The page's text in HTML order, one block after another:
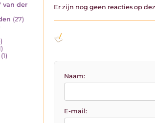
van der
(27)
(1)
Er zijn nog geen reacties op
Naam:
E-mail: